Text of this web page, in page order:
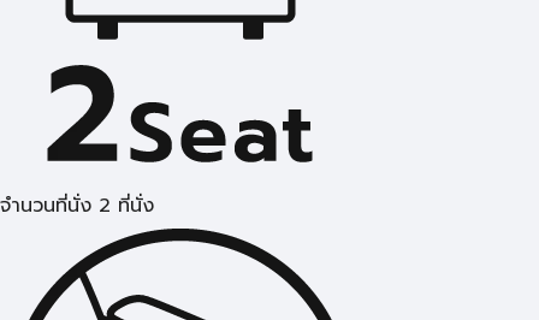
จำนวนที่นั่ง 2 ที่นั่ง